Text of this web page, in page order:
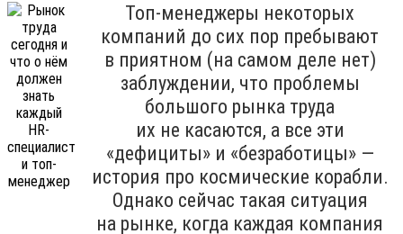
Топ-менеджеры некоторых
компаний до сих пор пребывают
в приятном (на самом деле нет)
заблуждении, что проблемы
большого рынка труда
их не касаются, а все эти
«дефициты» и «безработицы» —
история про космические корабли.
Однако сейчас такая ситуация
на рынке, когда каждая компания